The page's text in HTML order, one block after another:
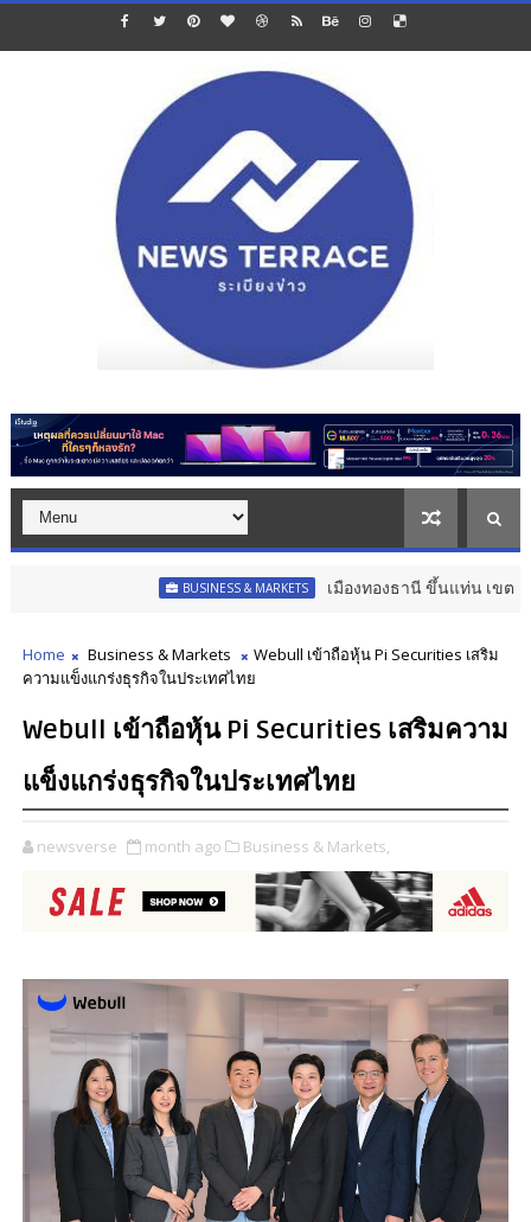
BUSINESS & MARKETS เมืองทองธานี ขึ้นแท่น เขตส่งเสริมเมื
Home Business & Markets
Webull เข้าถือหุ้น Pi Securities เสริม
ความแข็งแกร่งธุรกิจในประเทศไทย
Webull เข้าถือหุ้น Pi Securities เสริมความ
แข็งแกร่งธุรกิจในประเทศไทย
newsverse month ago Business & Markets,